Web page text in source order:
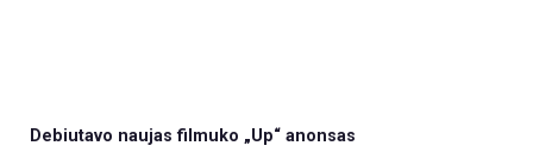
Debiutavo naujas filmuko „Up“ anonsas